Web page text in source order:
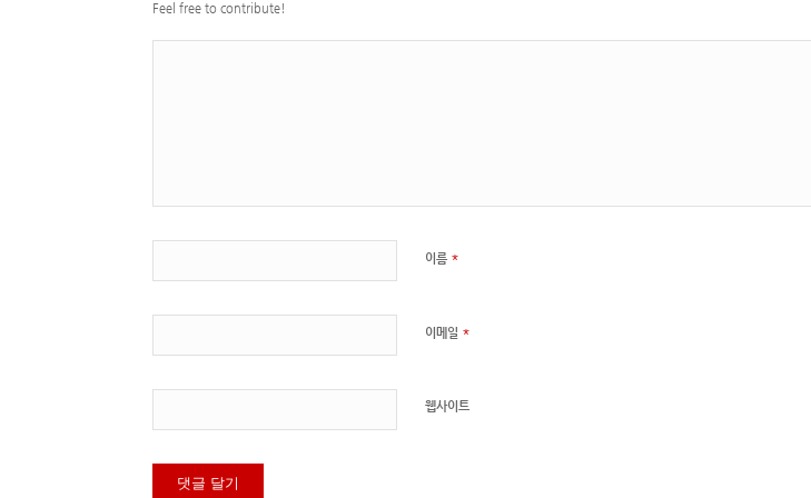
Feel free to contribute!
이름 *
이메일 *
웹사이트